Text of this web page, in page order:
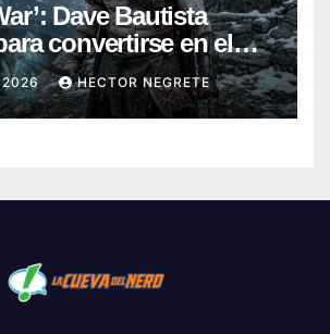
Dave Bautista
convertirse en el
de la serie de
2026 HECTOR NEGRETE